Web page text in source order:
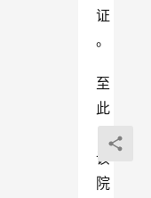
证
。
至
此
该
院